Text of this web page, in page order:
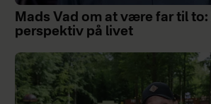
Mads Vad om at være far til
perspektiv på livet